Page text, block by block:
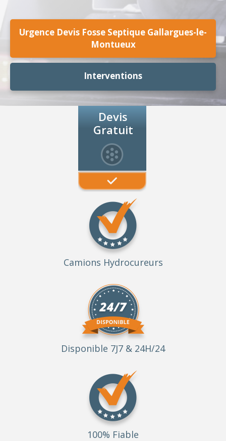
Urgence Devis Fosse Septique Gallargues-le-
Montueux
Interventions
Devis
Gratuit
Camions Hydrocureurs
Disponible 7J7 & 24H/24
100% Fiable